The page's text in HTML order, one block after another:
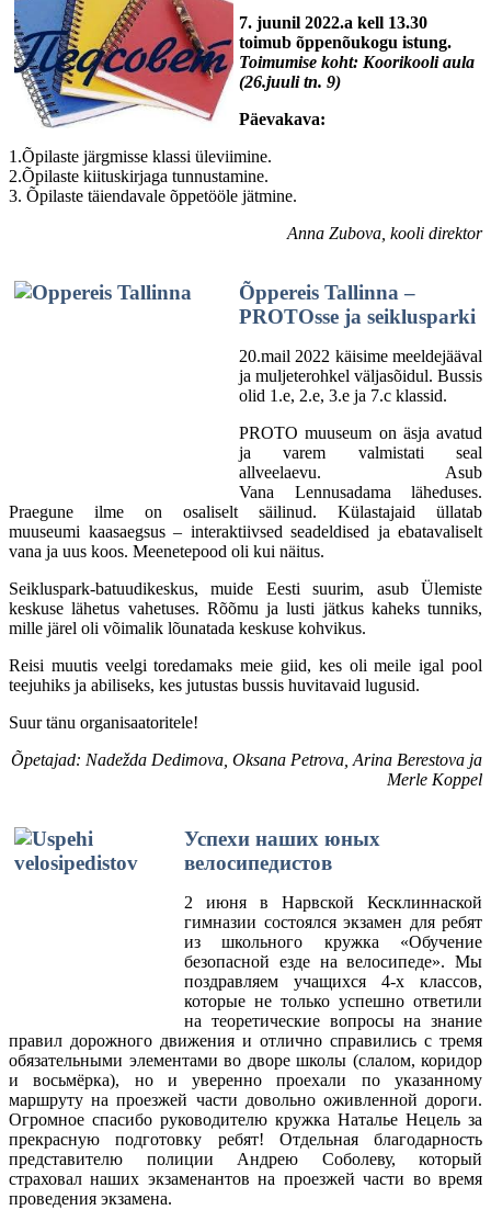
7. juunil 2022.a kell 13.30
toimub õppenõukogu istung.
Toimumise koht: Koorikooli aula
(26.juuli tn. 9)
Päevakava:
1.Õpilaste järgmisse klassi üleviimine.
2.Õpilaste kiituskirjaga tunnustamine.
3. Õpilaste täiendavale õppetööle jätmine.
Anna Zubova, kooli direktor
Õppereis Tallinna –
PROTOsse ja seiklusparki
20.mail 2022 käisime meeldejääval
ja muljeterohkel väljasõidul. Bussis
olid 1.e, 2.e, 3.e ja 7.c klassid.
PROTO muuseum on äsja avatud
ja varem valmistati seal
allveelaevu. Asub
Vana Lennusadama läheduses.
Praegune ilme on osaliselt säilinud. Külastajaid üllatab
muuseumi kaasaegsus – interaktiivsed seadeldised ja ebatavaliselt
vana ja uus koos. Meenetepood oli kui näitus.
Seikluspark-batuudikeskus, muide Eesti suurim, asub Ülemiste
keskuse lähetus vahetuses. Rõõmu ja lusti jätkus kaheks tunniks,
mille järel oli võimalik lõunatada keskuse kohvikus.
Reisi muutis veelgi toredamaks meie giid, kes oli meile igal pool
teejuhiks ja abiliseks, kes jutustas bussis huvitavaid lugusid.
Suur tänu organisaatoritele!
Õpetajad: Nadežda Dedimova, Oksana Petrova, Arina Berestova ja
Merle Koppel
Успехи наших юных
велосипедистов
2 июня в Нарвской Кесклиннаской
гимназии состоялся экзамен для ребят
из школьного кружка «Обучение
безопасной езде на велосипеде». Мы
поздравляем учащихся 4-х классов,
которые не только успешно ответили
на теоретические вопросы на знание
правил дорожного движения и отлично справились с тремя
обязательными элементами во дворе школы (слалом, коридор
и восьмёрка), но и уверенно проехали по указанному
маршруту на проезжей части довольно оживленной дороги.
Огромное спасибо руководителю кружка Наталье Нецель за
прекрасную подготовку ребят! Отдельная благодарность
представителю полиции Андрею Соболеву, который
страховал наших экзаменантов на проезжей части во время
проведения экзамена.